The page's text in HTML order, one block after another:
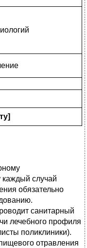
каждый случай
обязательно
санитарный
лечебного профиля
поликлиники).
отравления